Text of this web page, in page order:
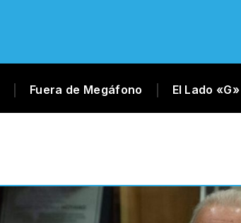
Fuera de Megáfono El Lado «G»